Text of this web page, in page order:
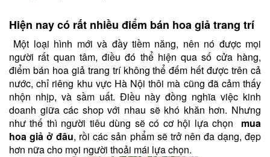
Hiện nay có rất nhiều điểm bán hoa giả trang trí
Một loại hình mới và đầy tiềm năng, nên nó được mọi
người rất quan tâm, điều đó thể hiện qua số cửa hàng,
điểm bán hoa giả trang trí không thể đếm hết được trên cả
nước, chỉ riêng khu vực Hà Nội thôi mà cũng đã cảm thấy
nhộn nhịp, và sầm uất. Điều này đồng nghĩa việc kinh
doanh giữa các shop với nhau sẽ khó khăn hơn. Nhưng
như thế thì người tiêu dùng sẽ có cơ hội lựa chọn mua
hoa giả ở đâu, rồi các sản phẩm sẽ trở nên đa dạng, đẹp
hơn nữa cho mọi người thoải mái lựa chọn.